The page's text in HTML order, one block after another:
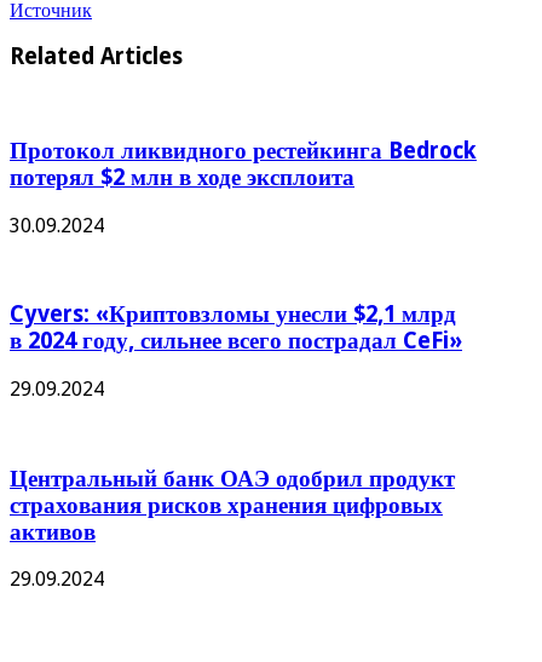
Источник
Related Articles
Протокол ликвидного рестейкинга Bedrock
потерял $2 млн в ходе эксплоита
30.09.2024
Cyvers: «Криптовзломы унесли $2,1 млрд
в 2024 году, сильнее всего пострадал CeFi»
29.09.2024
Центральный банк ОАЭ одобрил продукт
страхования рисков хранения цифровых
активов
29.09.2024